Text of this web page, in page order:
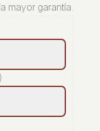
mayor garantía.